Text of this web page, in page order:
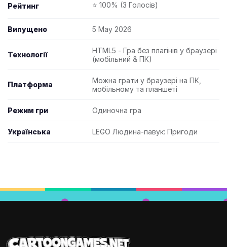
Рейтинг ⭐ 100% (3 Голосів)
Випущено 5 May 2026
Технології
HTML5 - Гра без плагінів у браузері
(мобільний & ПК)
Платформа
Можна грати у браузері на ПК,
мобільному та планшеті
Режим гри Одиночна гра
Українська LEGO Людина-павук: Пригоди